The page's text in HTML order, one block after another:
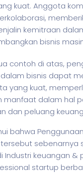
kuat. Anggota
kemitraan
bisnis
contoh di atas,
bisnis dapat
yang kuat,
manfaat dalam hal
dan peluang
bahwa
sebenarnya
Industri keuangan &
startup